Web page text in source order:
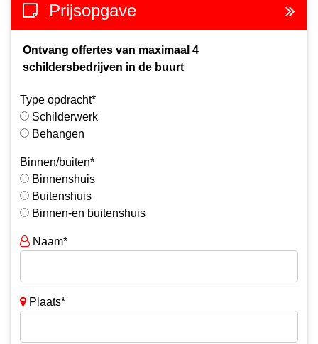
Prijsopgave
Ontvang offertes van maximaal 4
schildersbedrijven in de buurt
Type opdracht*
Schilderwerk
Behangen
Binnen/buiten*
Binnenshuis
Buitenshuis
Binnen-en buitenshuis
Naam*
Plaats*